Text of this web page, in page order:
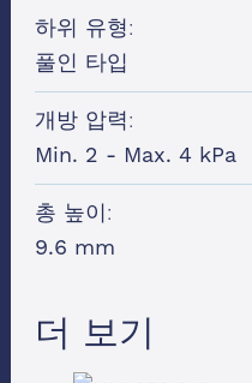
Country
Country*
Access
Enter your e-mail
to flow curves,
하위 유형:
풀인 타입
개방 압력:
Min. 2 - Max. 4 kPa
총 높이:
9.6 mm
더 보기